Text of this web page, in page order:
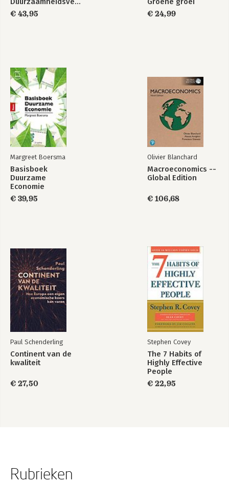
€ 43,95
€ 24,99
Margreet Boersma
Basisboek
Duurzame
Economie
€ 39,95
Olivier Blanchard
Macroeconomics --
Global Edition
€ 106,68
Paul Schenderling
Continent van de
kwaliteit
€ 27,50
Stephen Covey
The 7 Habits of
Highly Effective
People
€ 22,95
Rubrieken